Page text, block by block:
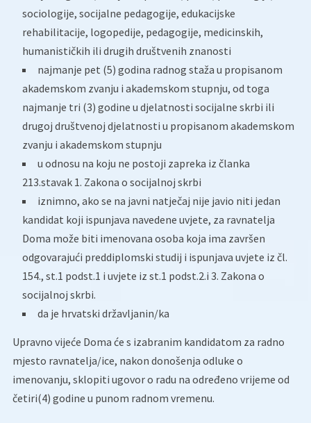
sociologije, socijalne pedagogije, edukacijske
rehabilitacije, logopedije, pedagogije, medicinskih,
humanističkih ili drugih društvenih znanosti
najmanje pet (5) godina radnog staža u propisanom
akademskom zvanju i akademskom stupnju, od toga
najmanje tri (3) godine u djelatnosti socijalne skrbi ili
drugoj društvenoj djelatnosti u propisanom akademskom
zvanju i akademskom stupnju
u odnosu na koju ne postoji zapreka iz članka
213.stavak 1. Zakona o socijalnoj skrbi
iznimno, ako se na javni natječaj nije javio niti jedan
kandidat koji ispunjava navedene uvjete, za ravnatelja
Doma može biti imenovana osoba koja ima završen
odgovarajući preddiplomski studij i ispunjava uvjete iz čl.
154., st.1 podst.1 i uvjete iz st.1 podst.2.i 3. Zakona o
socijalnoj skrbi.
da je hrvatski državljanin/ka
Upravno vijeće Doma će s izabranim kandidatom za radno
mjesto ravnatelja/ice, nakon donošenja odluke o
imenovanju, sklopiti ugovor o radu na određeno vrijeme od
četiri(4) godine u punom radnom vremenu.